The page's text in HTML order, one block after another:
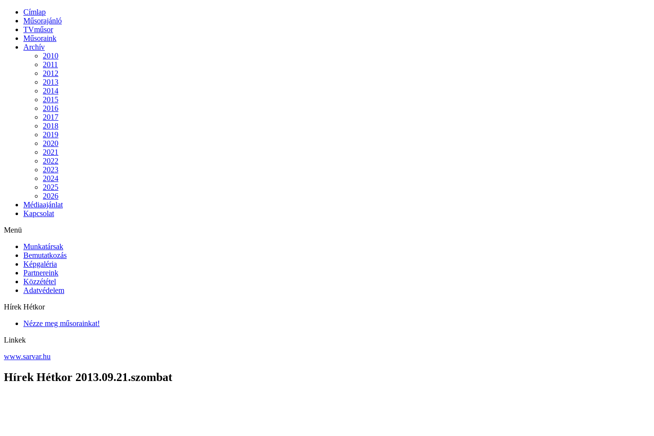
Címlap
Műsorajánló
TVműsor
Műsoraink
Archív
2010
2011
2012
2013
2014
2015
2016
2017
2018
2019
2020
2021
2022
2023
2024
2025
2026
Médiaajánlat
Kapcsolat
Menü
Munkatársak
Bemutatkozás
Képgaléria
Partnereink
Közzététel
Adatvédelem
Hírek Hétkor
Nézze meg műsorainkat!
Linkek
www.sarvar.hu
Hírek Hétkor 2013.09.21.szombat